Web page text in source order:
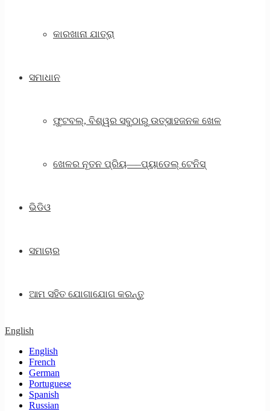
କାରଖାନା ଯାତ୍ରା
ସମାଧାନ
ଫୁଟବଲ୍, ବିଶ୍ୱର ସବୁଠାରୁ ଉତ୍ସାହଜନକ ଖେଳ
ଖେଳର ନୂତନ ପ୍ରିୟ—–ପ୍ୟାଡେଲ୍ ଟେନିସ୍
ଭିଡିଓ
ସମାଚାର
ଆମ ସହିତ ଯୋଗାଯୋଗ କରନ୍ତୁ
English
English
French
German
Portuguese
Spanish
Russian